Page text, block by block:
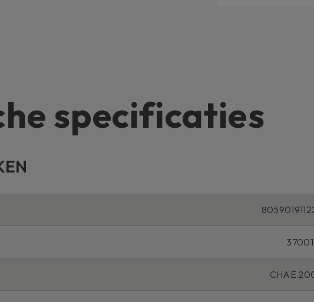
specificaties
CHAE